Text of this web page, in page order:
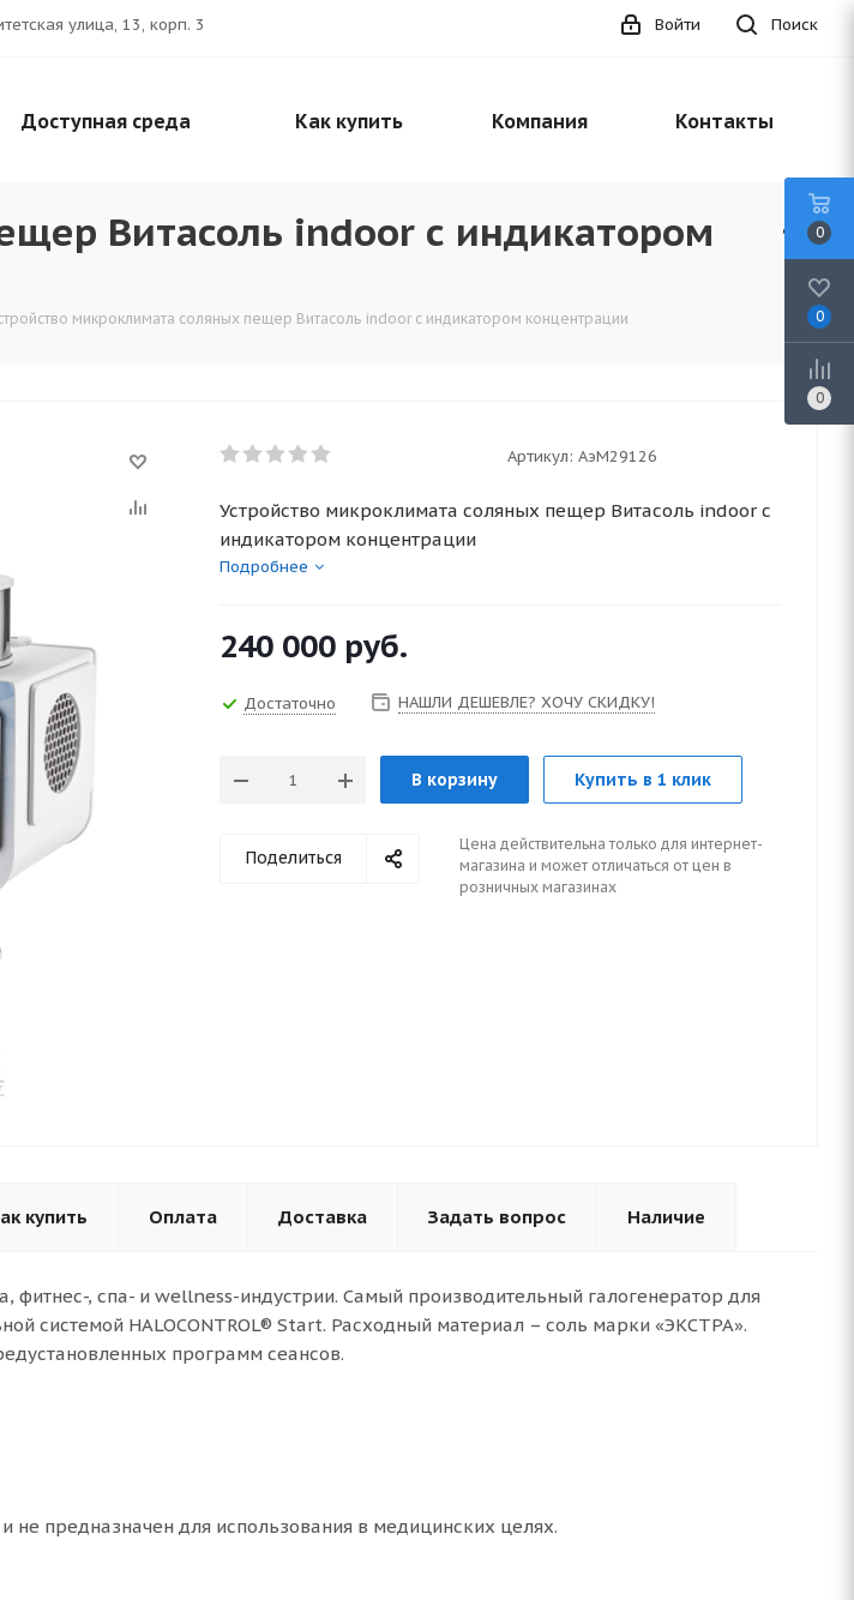
улица, 13, корп. 3 Поиск
Войти
Доступная среда Как купить Компания Контакты
Витасоль indoor с индикатором
микроклимата соляных пещер Витасоль indoor с индикатором концентрации
Артикул: АэМ29126
Устройство микроклимата соляных пещер Витасоль indoor с
индикатором концентрации
Подробнее
240 000 руб.
Достаточно НАШЛИ ДЕШЕВЛЕ? ХОЧУ СКИДКУ!
В корзину Купить в 1 клик
Поделиться
Цена действительна только для интернет-
магазина и может отличаться от цен в
розничных магазинах
купить Оплата Доставка Задать вопрос Наличие
фитнес-, спа- и wellness-индустрии. Самый производительный галогенератор для
системой HALOCONTROL® Start. Расходный материал – соль марки «ЭКСТРА».
программ сеансов.
не предназначен для использования в медицинских целях.
0
0
0